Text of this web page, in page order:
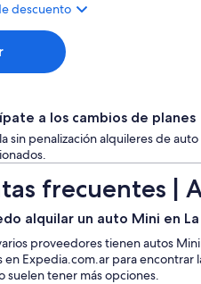
descuento
a los cambios de planes
sin penalización alquileres de auto
frecuentes |
alquilar un auto Mini en La
proveedores tienen autos
Expedia.com.ar para encontrar
suelen tener más opciones.